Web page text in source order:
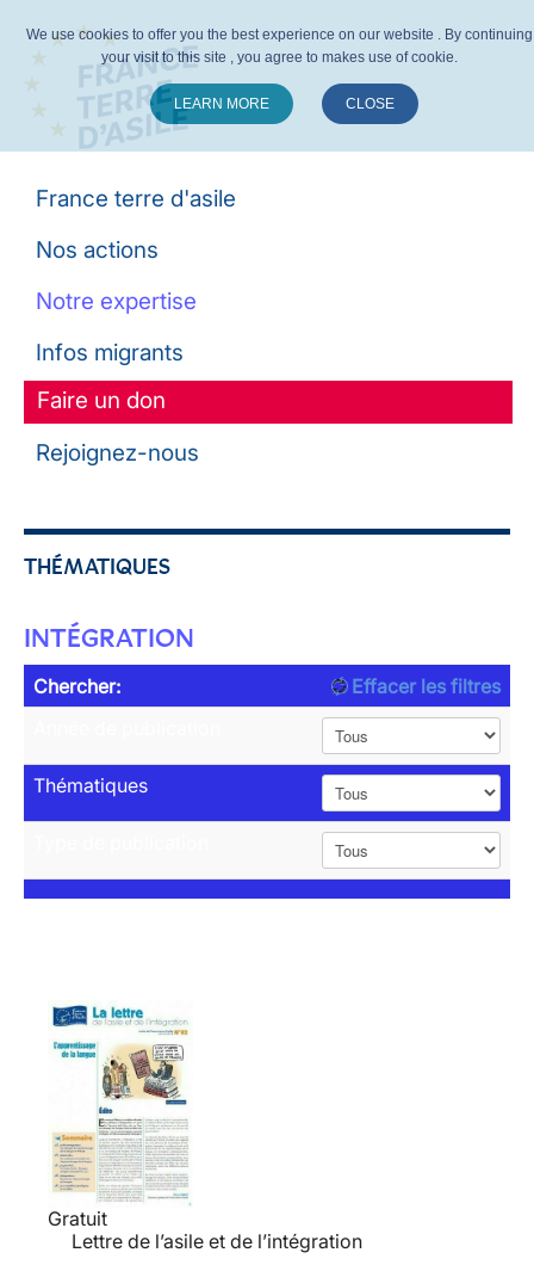
France terre d'asile
Nos actions
Notre expertise
Infos migrants
Faire un don
Rejoignez-nous
THÉMATIQUES
INTÉGRATION
Chercher:
Effacer les filtres
Thématiques
Gratuit
Lettre de l’asile et de l’intégration
We use cookies to offer you the best experience on our website . By continuing
your visit to this site , you agree to makes use of cookie.
LEARN MORE CLOSE